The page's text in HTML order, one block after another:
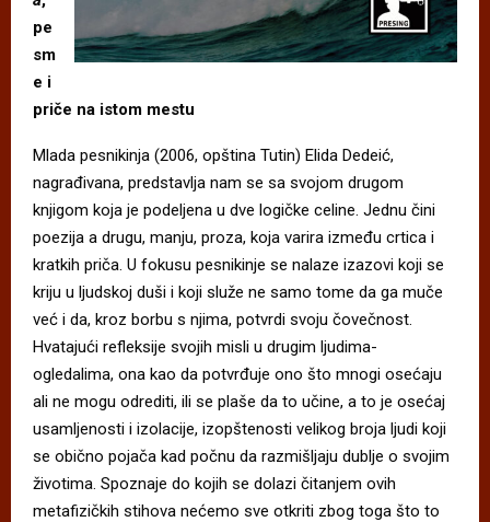
pe
sm
e i
priče na istom mestu
Mlada pesnikinja (2006, opština Tutin) Elida Dedeić,
nagrađivana, predstavlja nam se sa svojom drugom
knjigom koja je podeljena u dve logičke celine. Jednu čini
poezija a drugu, manju, proza, koja varira između crtica i
kratkih priča. U fokusu pesnikinje se nalaze izazovi koji se
kriju u ljudskoj duši i koji služe ne samo tome da ga muče
već i da, kroz borbu s njima, potvrdi svoju čovečnost.
Hvatajući refleksije svojih misli u drugim ljudima-
ogledalima, ona kao da potvrđuje ono što mnogi osećaju
ali ne mogu odrediti, ili se plaše da to učine, a to je osećaj
usamljenosti i izolacije, izopštenosti velikog broja ljudi koji
se obično pojača kad počnu da razmišljaju dublje o svojim
životima. Spoznaje do kojih se dolazi čitanjem ovih
metafizičkih stihova nećemo sve otkriti zbog toga što to